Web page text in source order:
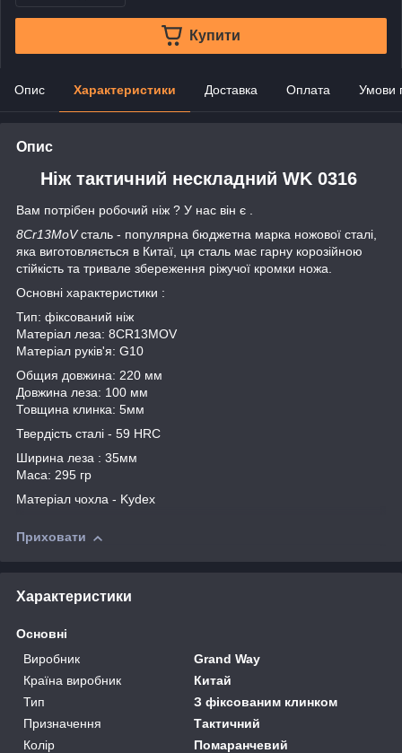
Купити
Опис Характеристики Доставка Оплата Умови
Опис
Ніж тактичний нескладний WK 0316
Вам потрібен робочий ніж ? У нас він є .
8Cr13MoVсталь - популярна бюджетна марка ножової сталі,
яка виготовляється в Китаї, ця сталь має гарну корозійною
стійкість та тривале збереження ріжучої кромки ножа.
Основні характеристики :
Тип: фіксований ніж
Матеріал леза: 8CR13MOV
Матеріал руків'я: G10
Общия довжина: 220 мм
Довжина леза: 100 мм
Товщина клинка: 5мм
Твердість сталі - 59 HRC
Ширина леза : 35мм
Маса: 295 гр
Матеріал чохла - Kydex
Приховати
Характеристики
Основні
Виробник
Grand Way
Країна виробник
Китай
Тип
З фіксованим клинком
Призначення
Тактичний
Колір
Помаранчевий